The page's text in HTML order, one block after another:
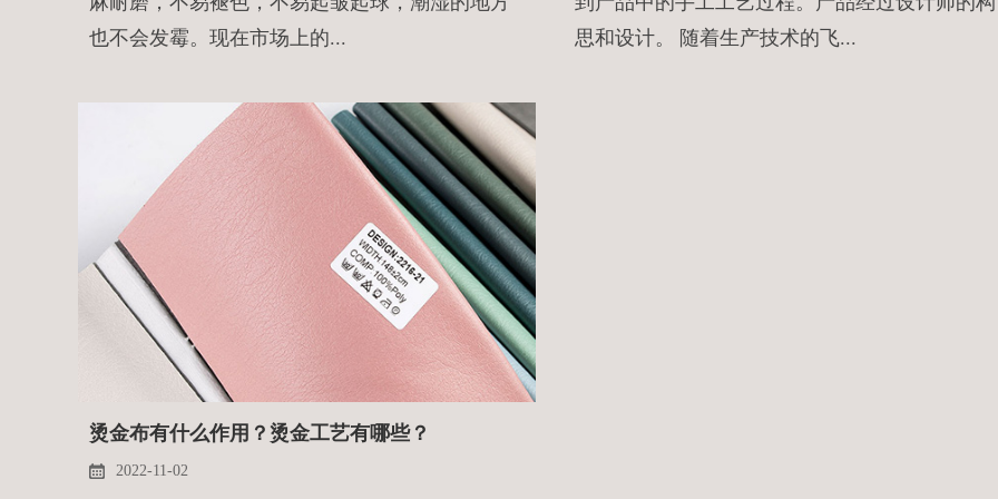
也不会发霉。现在市场上的...
思和设计。 随着生产技术的飞...
烫金布有什么作用？烫金工艺有哪些？
2022-11-02